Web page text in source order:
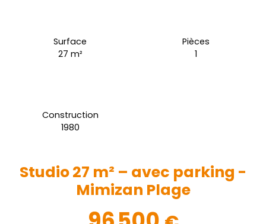
Surface
27 m²
Pièces
1
Construction
1980
Studio 27 m² – avec parking -
Mimizan Plage